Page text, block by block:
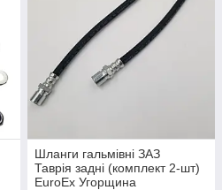
Шланги гальмівні ЗАЗ
Таврія задні (комплект 2-шт)
EuroEx Угорщина